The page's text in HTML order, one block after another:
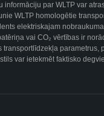
par WLTP var
WLTP homologētie
elektriskajam
vai CO₂ vērtības ir
var ietekmēt faktisko